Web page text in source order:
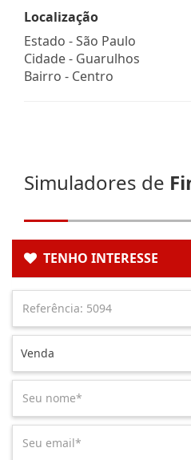
Localização
Estado -São Paulo
Cidade - Guarulhos
Bairro - Centro
Simuladores de
TENHO INTERESSE
Venda